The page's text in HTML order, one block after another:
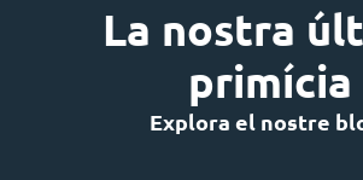
La nostra
primícia
Explora el nostre